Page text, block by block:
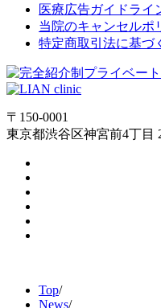
医療広告ガイドライ
当院のキャンセルポ
特定商取引法に基づ
〒150-0001
東京都渋谷区神宮前4丁目
Top/
News/